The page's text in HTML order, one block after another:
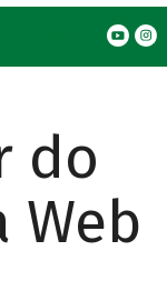
do
Web